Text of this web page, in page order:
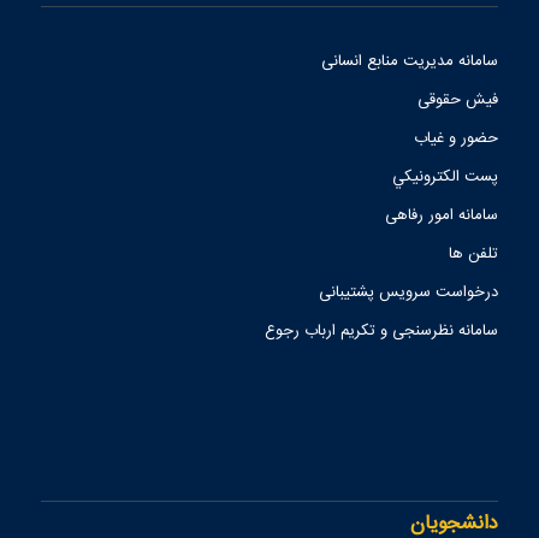
سامانه مدیریت منابع انسانی
فیش حقوقی
حضور و غیاب
پست الكترونيكي
سامانه امور رفاهی
تلفن ها
درخواست سرویس پشتیبانی
سامانه نظرسنجی و تکریم ارباب رجوع
دانشجویان